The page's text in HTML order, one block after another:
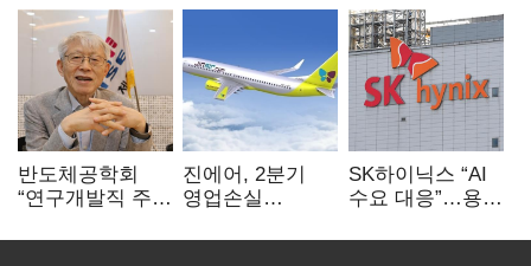
반도체공학회
“연구개발직 주
개선해야”
진에어, 2분기
영업손실
상승 여파
SK하이닉스 “AI
수요 대응”…용인
투자